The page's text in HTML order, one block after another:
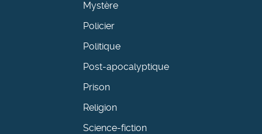
Mystère
Policier
Politique
Post-apocalyptique
Prison
Religion
Science-fiction